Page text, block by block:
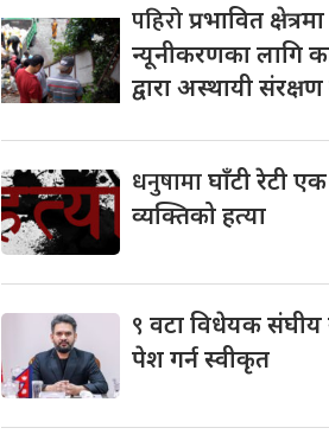
पहिरोप्रभावित
न्यूनीकरणका लागि
द्वारा अस्थायी
धनुषामाघाँटी रेटी एक
व्यक्तिको हत्या
९वटा विधेयक
पेश गर्न स्वीकृत